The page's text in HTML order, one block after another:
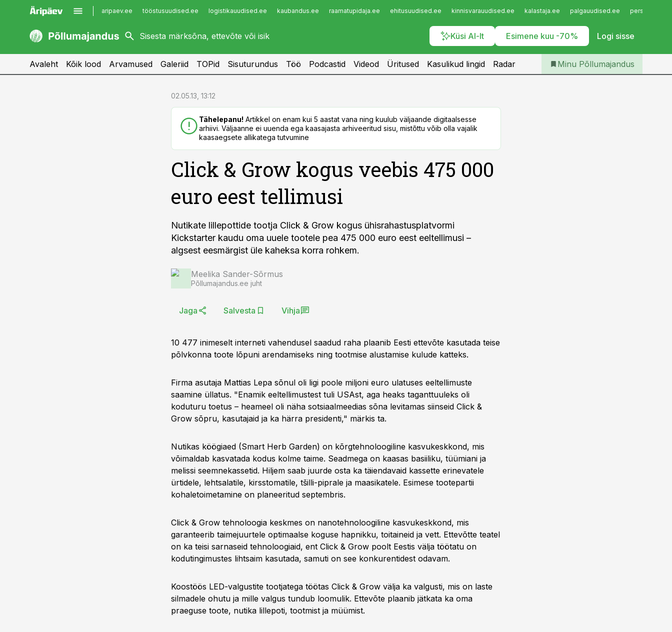
aripaev.ee tööstusuudised.ee logistikauudised.ee kaubandus.ee raamatupidaja.ee ehitusuudised.ee kinnisvarauudised.ee kalastaja.ee palgauudised.ee
Küsi AI-lt Esimene kuu -70% Logi sisse
kaubandus.ee
kinnisvarauudised.ee
imelineajalugu.ee
Infopank
Iseteenindus
Telli Põllumajandus
Avaleht Kõik lood Arvamused Galeriid TOPid Sisuturundus Töö Podcastid Videod Üritused Kasulikud lingid Radar Minu Põllumajandus
02.05.13, 13:12
Tähelepanu! Artikkel on enam kui 5 aastat vana ning kuulub väljaande digitaalsesse
arhiivi. Väljaanne ei uuenda ega kaasajasta arhiveeritud sisu, mistõttu võib olla vajalik
kaasaegsete allikatega tutvumine
Click & Grow kogus veebis 475 000
euro eest tellimusi
Nutikate lillepottide tootja Click & Grow kogus ühisrahastusplatvormi
Kickstarter kaudu oma uuele tootele pea 475 000 euro eest eeltellimusi –
algsest eesmärgist üle kaheksa korra rohkem.
Meelika Sander-Sõrmus
Põllumajandus.ee juht
Jaga Salvesta Vihja
10 477 inimeselt interneti vahendusel saadud raha plaanib Eesti ettevõte kasutada teise
põlvkonna toote lõpuni arendamiseks ning tootmise alustamise kulude katteks.
Firma asutaja Mattias Lepa sõnul oli ligi poole miljoni euro ulatuses eeltellimuste
saamine üllatus. "Enamik eeltellimustest tuli USAst, aga heaks taganttuuleks oli
koduturu toetus – heameel oli näha sotsiaalmeedias sõna levitamas siinseid Click &
Grow sõpru, kasutajaid ja ka härra presidenti," märkis ta.
Nutikas köögiaed (Smart Herb Garden) on kõrgtehnoloogiline kasvukeskkond, mis
võimaldab kasvatada kodus kolme taime. Seadmega on kaasas basiiliku, tüümiani ja
melissi seemnekassetid. Hiljem saab juurde osta ka täiendavaid kassette erinevatele
ürtidele, lehtsalatile, kirsstomatile, tšilli-piprale ja maasikatele. Esimese tootepartii
kohaletoimetamine on planeeritud septembris.
Click & Grow tehnoloogia keskmes on nanotehnoloogiline kasvukeskkond, mis
garanteerib taimejuurtele optimaalse koguse hapnikku, toitaineid ja vett. Ettevõtte teatel
on ka teisi sarnaseid tehnoloogiaid, ent Click & Grow poolt Eestis välja töötatu on
kodutingimustes lihtsaim kasutada, samuti on see konkurentidest odavam.
Koostöös LED-valgustite tootjatega töötas Click & Grow välja ka valgusti, mis on laste
silmadele ohutu ja mille valgus tundub loomulik. Ettevõte plaanib jätkata ka oma
praeguse toote, nutika lillepoti, tootmist ja müümist.